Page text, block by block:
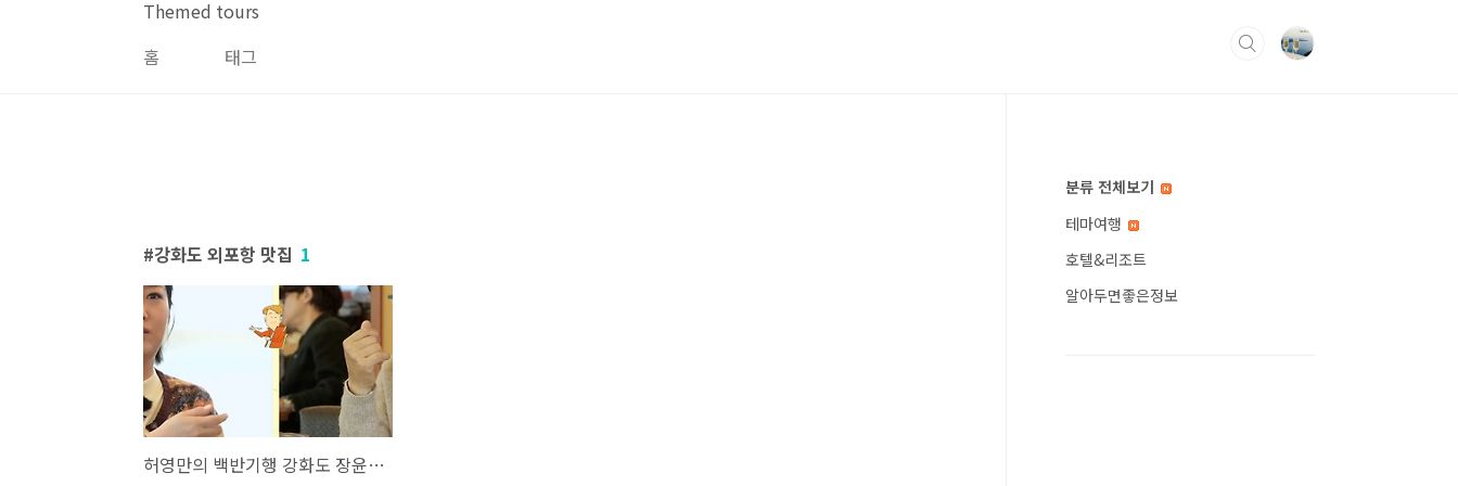
Themed tours
홈
태그
강화도 외포항 맛집 1
허영만의 백반기행 강화도 장윤정 강화 밥상 꽃게탕 간장게장 양념게장 맛집 위치 및 여행팁
분류 전체보기
테마여행
호텔&리조트
알아두면좋은정보